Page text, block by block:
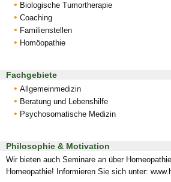
Biologische Tumortherapie
Coaching
Familienstellen
Homöopathie
Fachgebiete
Allgemeinmedizin
Beratung und Lebenshilfe
Psychosomatische Medizin
Philosophie & Motivation
Wir bieten auch Seminare an über
Homeopathie! Informieren Sie sich unter: